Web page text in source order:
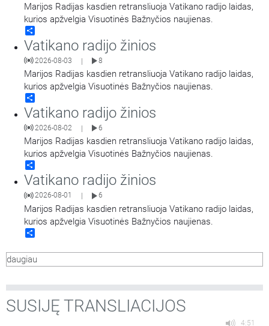
Marijos Radijas kasdien retransliuoja Vatikano radijo laidas,
kurios apžvelgia Visuotinės Bažnyčios naujienas.
Vatikano radijo žinios
2026-08-03 | 8
Marijos Radijas kasdien retransliuoja Vatikano radijo laidas,
kurios apžvelgia Visuotinės Bažnyčios naujienas.
Vatikano radijo žinios
2026-08-02 | 6
Marijos Radijas kasdien retransliuoja Vatikano radijo laidas,
kurios apžvelgia Visuotinės Bažnyčios naujienas.
Vatikano radijo žinios
2026-08-01 6
Marijos Radijas kasdien retransliuoja Vatikano radijo laidas,
kurios apžvelgia Visuotinės Bažnyčios naujienas.
daugiau
SUSIJĘ TRANSLIACIJOS
4:51